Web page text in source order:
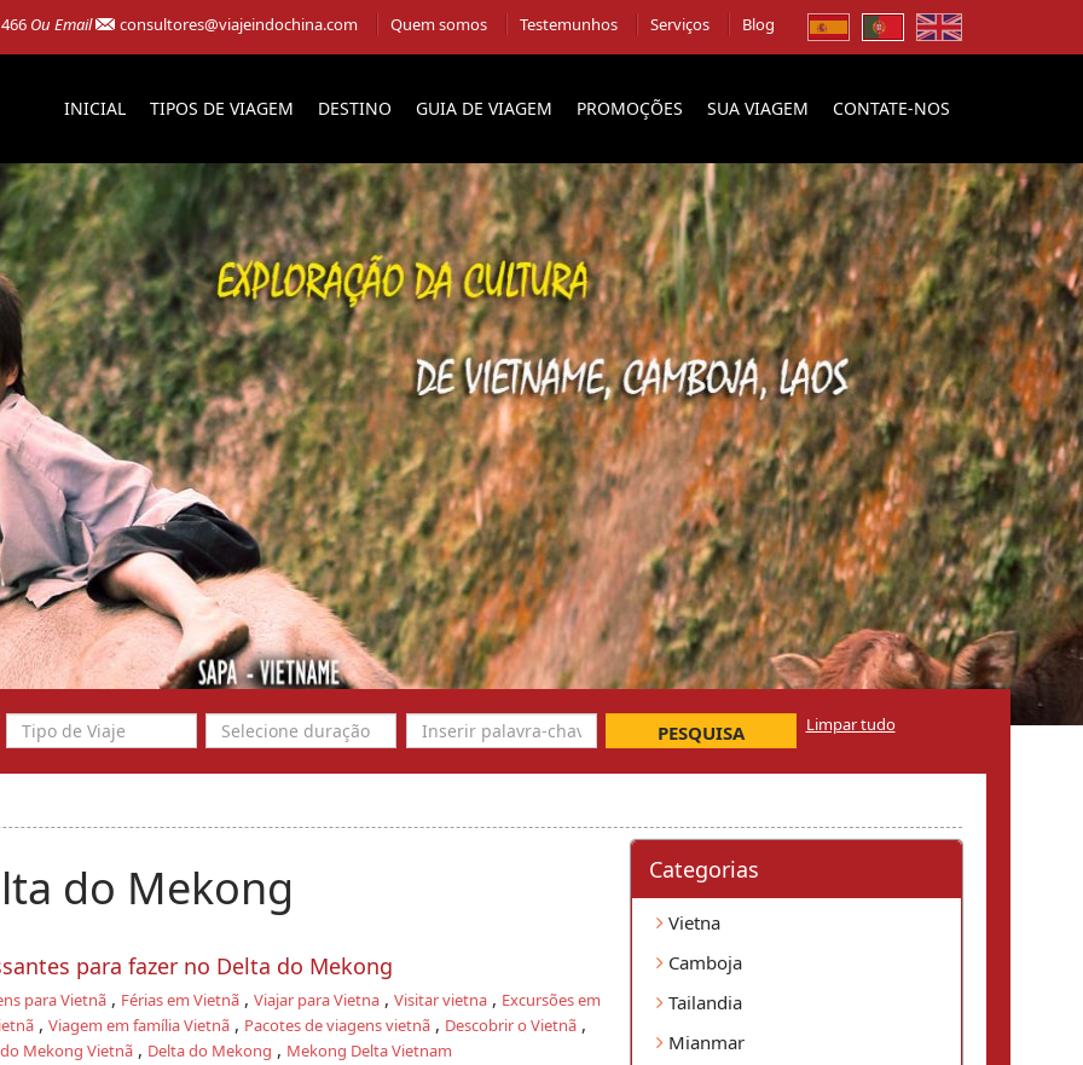
Ou Email consultores@viajeindochina.com Quem somos Testemunhos Serviços Blog
INICIAL TIPOS DE VIAGEM DESTINO GUIA DE VIAGEM PROMOÇÕES SUA VIAGEM CONTATE-NOS
PESQUISA Limpar tudo
do Mekong
para fazer no Delta do Mekong
para Vietnã, Férias em Vietnã, Viajar para Vietna, Visitar vietna, Excursões em
, Viagem em família Vietnã, Pacotes de viagens vietnã, Descobrir o Vietnã,
Mekong Vietnã, Delta do Mekong , Mekong Delta Vietnam
Categorias
Vietna
Camboja
Tailandia
Mianmar